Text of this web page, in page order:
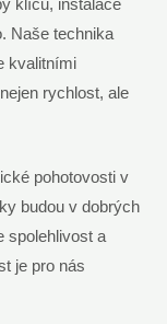
klíčů, instalace
Naše technika
‍kvalitními
rychlost, ⁣ale⁣
​pohotovosti v
budou ​v dobrých‍
spolehlivost‌ a
je⁢ pro​ nás